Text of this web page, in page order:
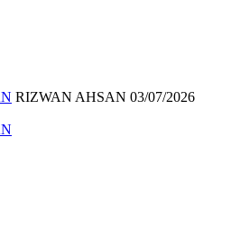
RIZWAN AHSAN Send
03/07/2026